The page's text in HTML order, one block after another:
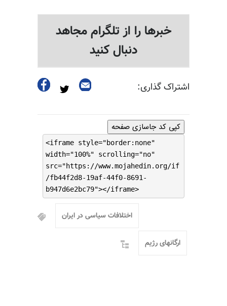
خبرها را از تلگرام مجاهد
دنبال کنید
اشتراک گذاری:
کپی کد جاسازی صفحه
<iframe style="border:none"
width="100%" scrolling="no"
src="https://www.mojahedin.org/if
/fb44f2d8-19af-44f0-8691-
b947d6e2bc79"></iframe>
اختلافات سیاسی در ایران
ارگانهای رژیم